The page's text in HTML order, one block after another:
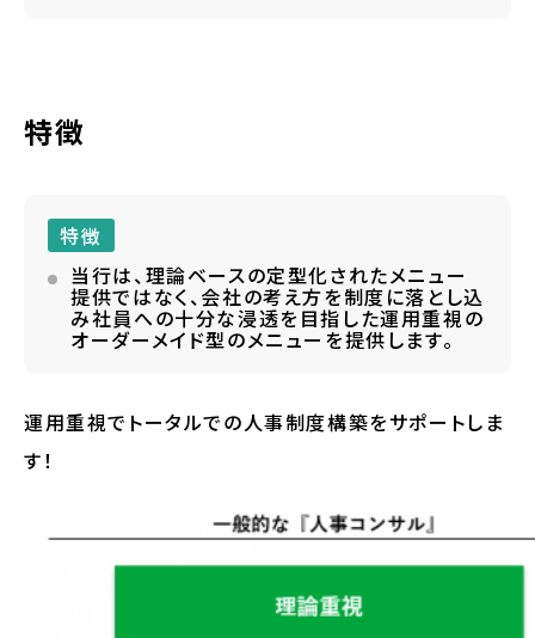
特徴
特徴
当行は、理論ベースの定型化されたメニュー
提供ではなく、会社の考え方を制度に落とし込
み社員への十分な浸透を目指した運用重視の
オーダーメイド型のメニューを提供します。
運用重視でトータルでの人事制度構築をサポートしま
す！